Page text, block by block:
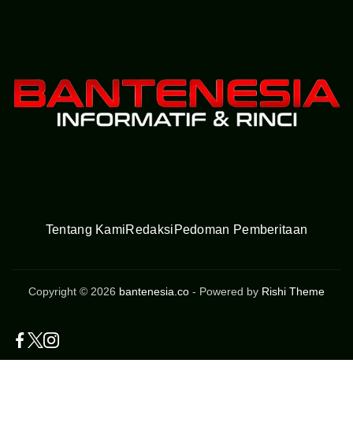
Tentang KamiRedaksi Pedoman Pemberitaan
Copyright © 2026 bantenesia.co - Powered by Rishi Theme